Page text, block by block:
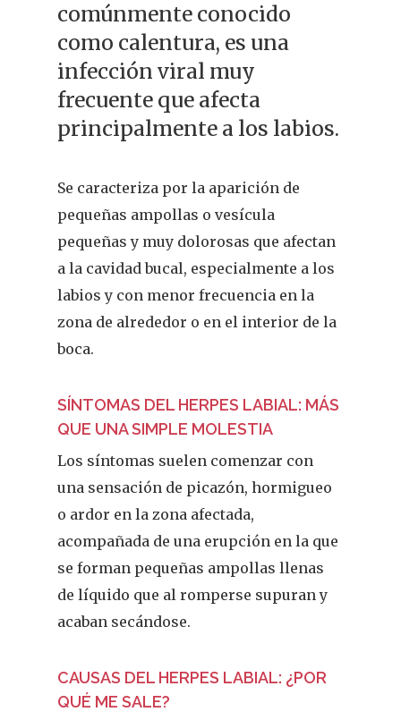
comúnmente conocido
como calentura, es una
infección viral muy
frecuente que afecta
principalmente a los labios.
Se caracteriza por la aparición de
pequeñas ampollas o vesícula
pequeñas y muy dolorosas que afectan
a la cavidad bucal, especialmente a los
labios y con menor frecuencia en la
zona de alrededor o en el interior de la
boca.
SÍNTOMAS DEL HERPES LABIAL: MÁS
QUE UNA SIMPLE MOLESTIA
Los síntomas suelen comenzar con
una sensación de picazón, hormigueo
o ardor en la zona afectada,
acompañada de una erupción en la que
se forman pequeñas ampollas llenas
de líquido que al romperse supuran y
acaban secándose.
CAUSAS DEL HERPES LABIAL: ¿POR
QUÉ ME SALE?